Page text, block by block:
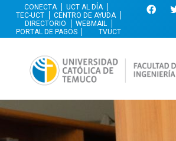
CONECTA
UCT AL DÍA
TEC-UCT
CENTRO DE AYUDA
DIRECTORIO
WEBMAIL
PORTAL DE PAGOS
TVUCT